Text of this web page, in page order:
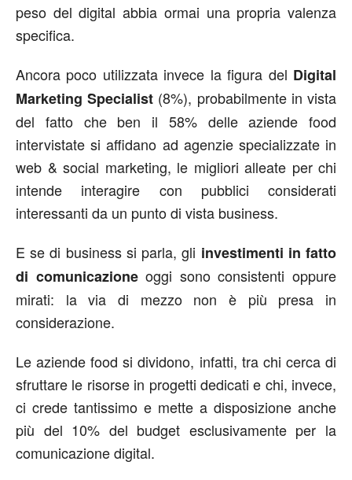
peso del digital abbia ormai una propria valenza
specifica.
Ancora poco utilizzata invece la figura del Digital
Marketing Specialist (8%), probabilmente in vista
del fatto che ben il 58% delle aziende food
intervistate si affidano ad agenzie specializzate in
web & social marketing, le migliori alleate per chi
intende interagire con pubblici considerati
interessanti da un punto di vista business.
E se di business si parla, gli investimenti in fatto
di comunicazioneoggi sono consistenti oppure
mirati: la via di mezzo non è più presa in
considerazione.
Le aziende food si dividono, infatti, tra chi cerca di
sfruttare le risorse in progetti dedicati e chi, invece,
ci crede tantissimo e mette a disposizione anche
più del 10% del budget esclusivamente per la
comunicazione digital.